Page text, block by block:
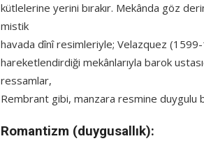
kütlelerine yerini bırakır. Mekânda göz
mistik
havada dînî resimleriyle; Velazquez
hareketlendirdiği mekânlarıyla barok
ressamlar,
Rembrant gibi, manzara resmine duygulu
Romantizm (duygusallık):